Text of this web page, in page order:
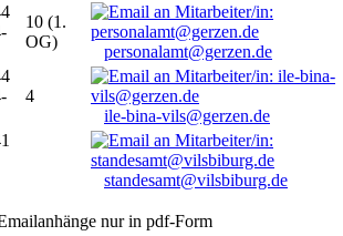
10 (1.
OG)
personalamt@gerzen.de
4
ile-bina-vils@gerzen.de
standesamt@vilsbiburg.de